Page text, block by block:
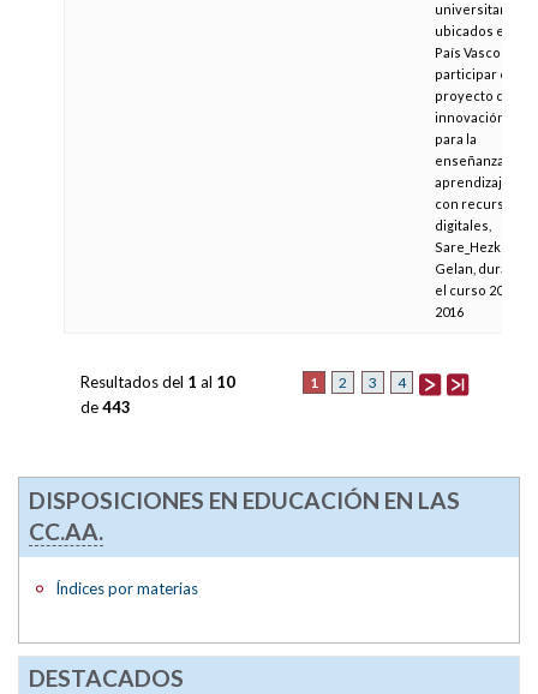
universitaria
ubicados en el
País Vasco a
participar en el
proyecto de
innovación
para la
enseñanza
aprendizaje
con recursos
digitales,
Sare_Hezkuntza
Gelan, durante
el curso 2015-
2016
1 2 3 4
Resultados del 1 al 10
de443
DISPOSICIONES EN EDUCACIÓN EN LAS
CC.AA.
Índices por materias
DESTACADOS